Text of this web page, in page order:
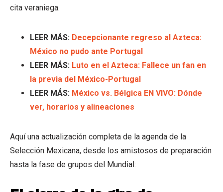
cita veraniega.
LEER MÁS: Decepcionante regreso al Azteca:
México no pudo ante Portugal
LEER MÁS: Luto en el Azteca: Fallece un fan en
la previa del México-Portugal
LEER MÁS: México vs. Bélgica EN VIVO: Dónde
ver, horarios y alineaciones
Aquí una actualización completa de la agenda de la
Selección Mexicana, desde los amistosos de preparación
hasta la fase de grupos del Mundial: